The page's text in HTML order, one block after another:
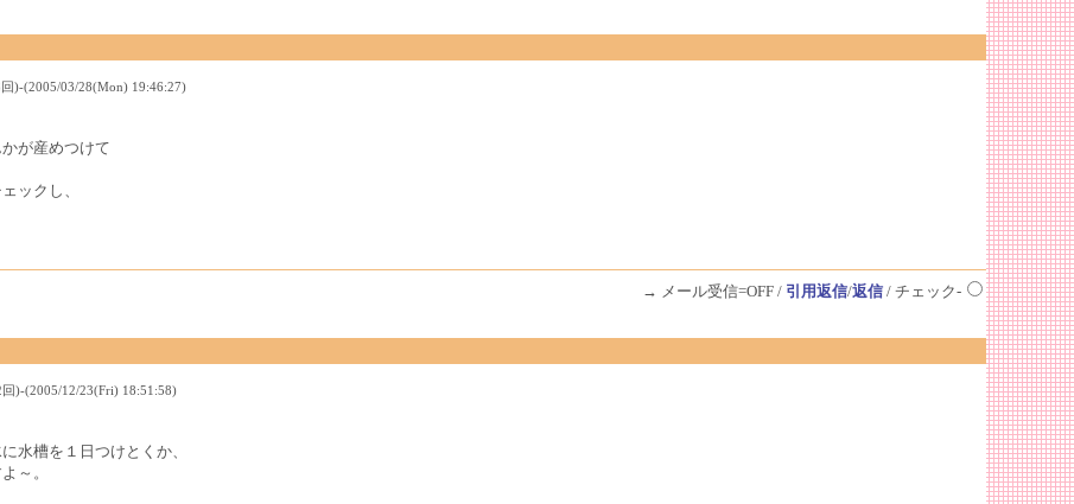
)-(2005/03/28(Mon) 19:46:27)
が産めつけて
ックし、
→ メール受信=OFF / 引用返信/返信/ チェック-
)-(2005/12/23(Fri) 18:51:58)
水槽を１日つけとくか、
～。